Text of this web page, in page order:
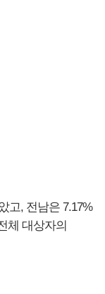
고, 전남은 7.17%
체 대상자의